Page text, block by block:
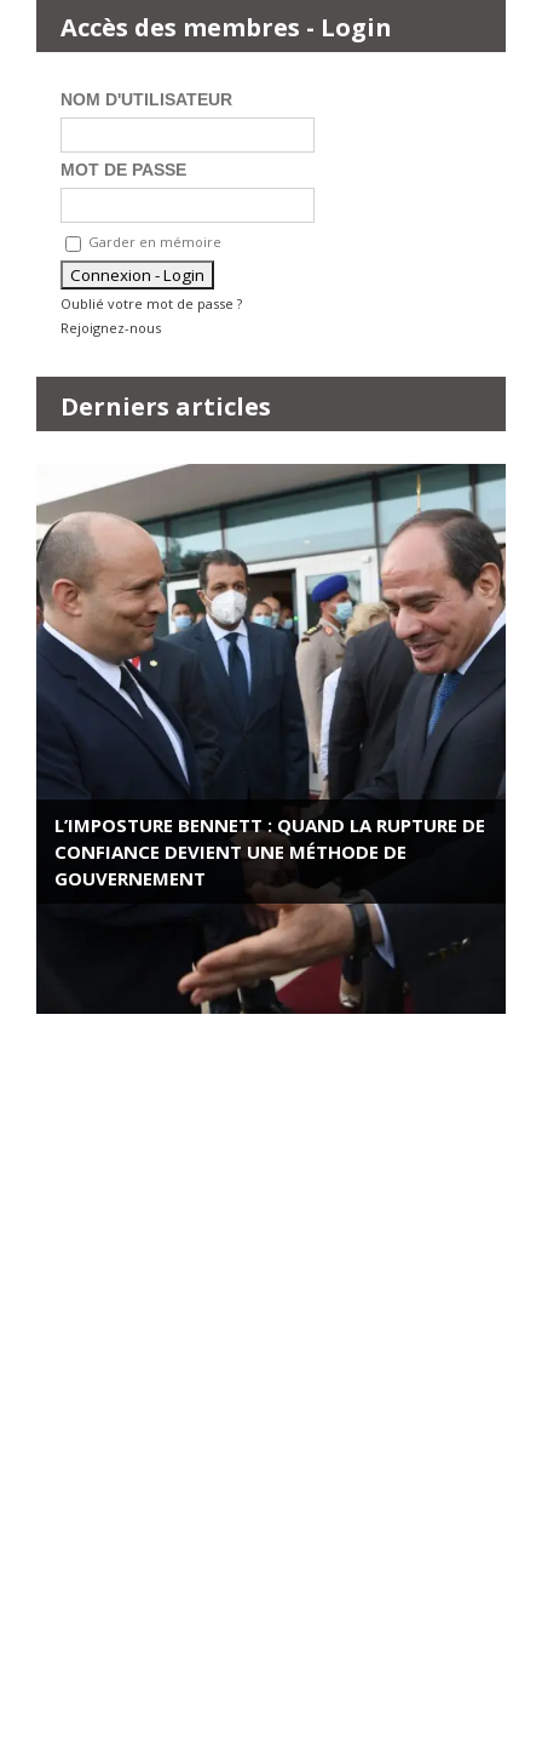
Accès des membres - Login
NOM D'UTILISATEUR
MOT DE PASSE
Garder en mémoire
Oublié votre mot de passe ?
Rejoignez-nous
Derniers articles
L’IMPOSTURE BENNETT : QUAND LA RUPTURE DE
CONFIANCE DEVIENT UNE MÉTHODE DE
GOUVERNEMENT
ROSE VALLAND, HEROÏNE DE LA RESISTANCE